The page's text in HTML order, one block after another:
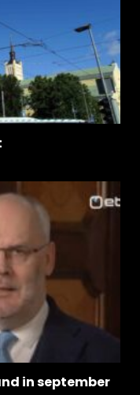
in september